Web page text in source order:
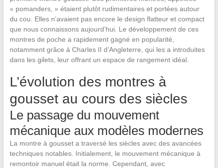
« pomanders, » étaient plutôt rudimentaires et portées autour
du cou. Elles n’avaient pas encore le design flatteur et compact
que nous connaissons aujourd’hui. Le développement de ces
montres de poche a rapidement gagné en popularité,
notamment grâce à Charles II d’Angleterre, qui les a introduites
dans les gilets, leur offrant un espace de rangement idéal.
L’évolution des montres à
gousset au cours des siècles
Le passage du mouvement
mécanique aux modèles modernes
La montre à gousset a traversé les siècles avec des avancées
techniques notables. Initialement, le mouvement mécanique à
remontoir manuel était la norme. Cependant, avec